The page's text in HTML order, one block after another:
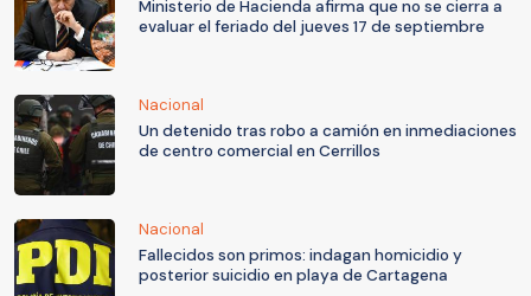
Ministerio de Hacienda afirma que no se cierra a
evaluar el feriado del jueves 17 de septiembre
Nacional
Un detenido tras robo a camión en inmediaciones
de centro comercial en Cerrillos
Nacional
Fallecidos son primos: indagan homicidio y
posterior suicidio en playa de Cartagena